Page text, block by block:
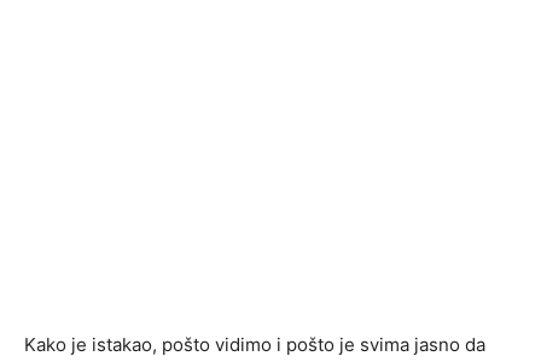
Kako je istakao, pošto vidimo i pošto je svima jasno da